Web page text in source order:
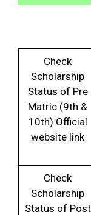
Check
Scholarship
Status of Pre
Matric (9th &
10th) Official
website link
Check
Scholarship
Status of Post